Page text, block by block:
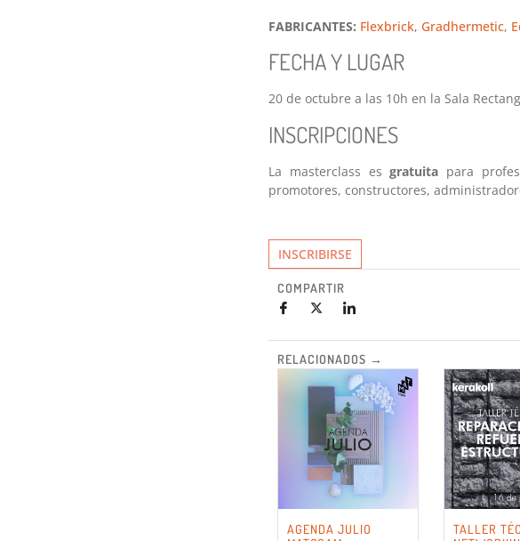
FABRICANTES: Flexbrick, Gradhermetic,
FECHA Y LUGAR
20 de octubre a las 10h en la Sala
INSCRIPCIONES
La masterclass esgratuita para
promotores, constructores,
INSCRIBIRSE
COMPARTIR
RELACIONADOS →
AGENDA JULIO
TALLER